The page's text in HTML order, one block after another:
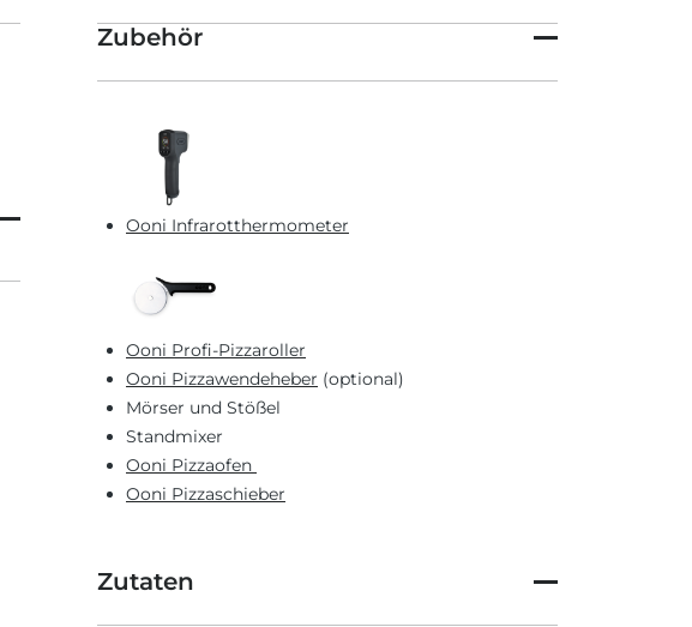
Zubehör
Ooni Infrarotthermometer
Ooni Profi-Pizzaroller
Ooni Pizzawendeheber (optional)
Mörser und Stößel
Standmixer
Ooni Pizzaofen
Ooni Pizzaschieber
Zutaten